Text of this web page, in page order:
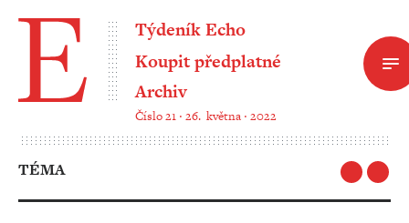
Týdeník Echo
Koupit předplatné
Archiv
Číslo 21 ‧ 26. května ‧ 2022
TÉMA